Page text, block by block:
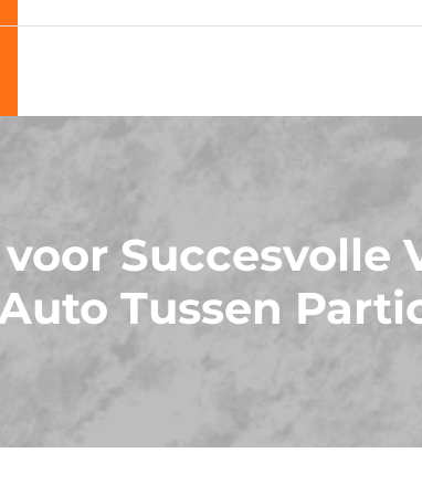
Succesvolle
Tussen